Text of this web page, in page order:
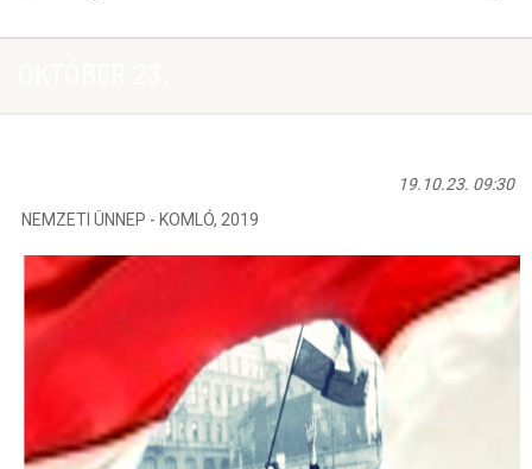
19.10.23. 09:30
NEMZETI ÜNNEP - KOMLÓ, 2019